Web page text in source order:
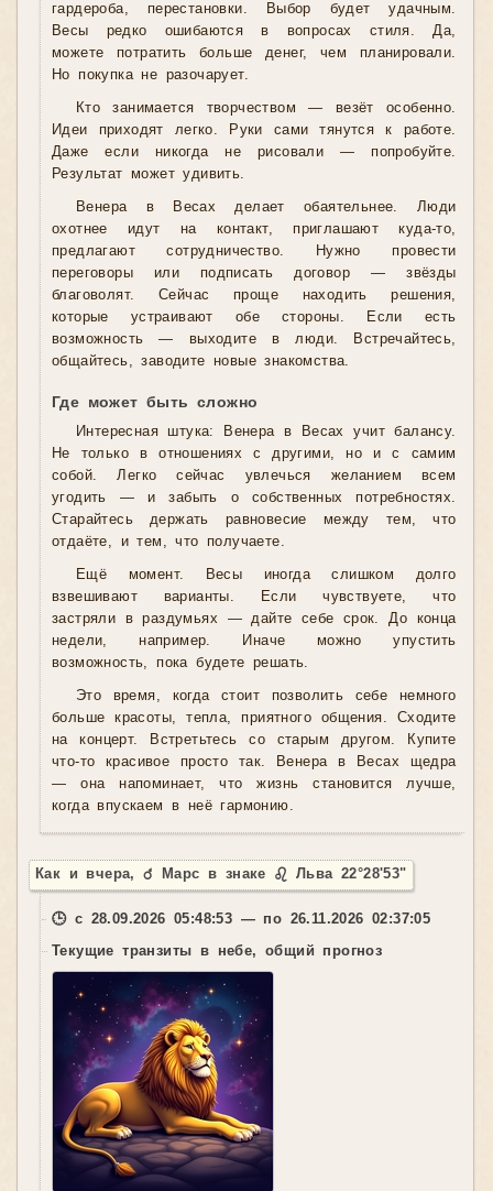
гардероба, перестановки. Выбор будет удачным.
Весы редко ошибаются в вопросах стиля. Да,
можете потратить больше денег, чем планировали.
Но покупка не разочарует.
Кто занимается творчеством — везёт особенно.
Идеи приходят легко. Руки сами тянутся к работе.
Даже если никогда не рисовали — попробуйте.
Результат может удивить.
Венера в Весах делает обаятельнее. Люди
охотнее идут на контакт, приглашают куда-то,
предлагают сотрудничество. Нужно провести
переговоры или подписать договор — звёзды
благоволят. Сейчас проще находить решения,
которые устраивают обе стороны. Если есть
возможность — выходите в люди. Встречайтесь,
общайтесь, заводите новые знакомства.
Где может быть сложно
Интересная штука: Венера в Весах учит балансу.
Не только в отношениях с другими, но и с самим
собой. Легко сейчас увлечься желанием всем
угодить — и забыть о собственных потребностях.
Старайтесь держать равновесие между тем, что
отдаёте, и тем, что получаете.
Ещё момент. Весы иногда слишком долго
взвешивают варианты. Если чувствуете, что
застряли в раздумьях — дайте себе срок. До конца
недели, например. Иначе можно упустить
возможность, пока будете решать.
Это время, когда стоит позволить себе немного
больше красоты, тепла, приятного общения. Сходите
на концерт. Встретьтесь со старым другом. Купите
что-то красивое просто так. Венера в Весах щедра
— она напоминает, что жизнь становится лучше,
когда впускаем в неё гармонию.
Как и вчера, ♂ Марс в знаке ♌ Льва 22°28'53"
🕒 с 28.09.2026 05:48:53 — по 26.11.2026 02:37:05
Текущие транзиты в небе, общий прогноз